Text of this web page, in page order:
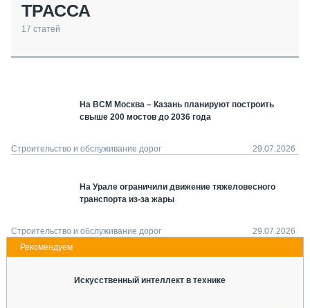
ТЕХНИКА КРУПНЫМ ПЛАНОМ
ИСПЫТАТЕЛИ
МЕРОПРИЯТИЯ
О ПРОЕКТЕ
ТРАССА
17 статей
На ВСМ Москва – Казань планируют построить
свыше 200 мостов до 2036 года
Строительство и обслуживание дорог 29.07.2026
На Урале ограничили движение тяжеловесного
транспорта из-за жары
Строительство и обслуживание дорог 29.07.2026
Искусственный интеллект в технике